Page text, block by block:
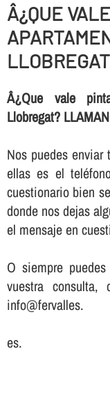
Â¿QUE
Â¿Que vale
Llobregat?
Nos puedes
ellas es el
cuestionario bien
donde nos dejas
el mensaje en
O siempre
vuestra
info@fervalles.
es.